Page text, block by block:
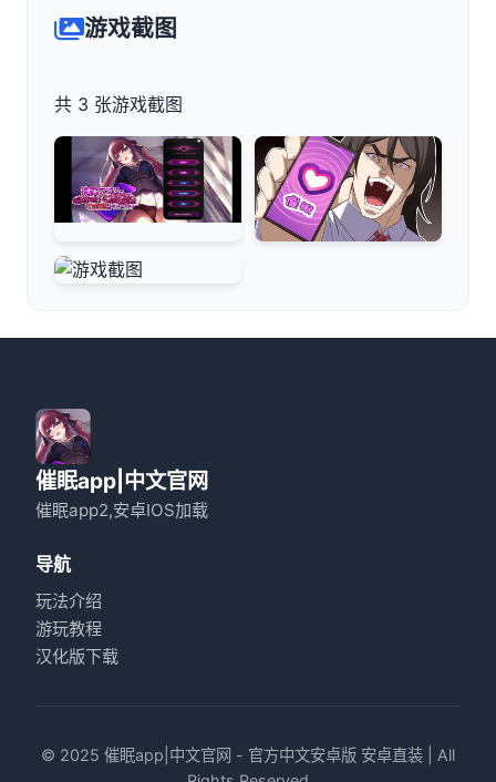
游戏截图
共 3 张游戏截图
催眠app|中文官网
催眠app2,安卓IOS加载
导航
玩法介绍
游玩教程
汉化版下载
© 2025 催眠app|中文官网 - 官方中文安卓版 安卓直装 | All